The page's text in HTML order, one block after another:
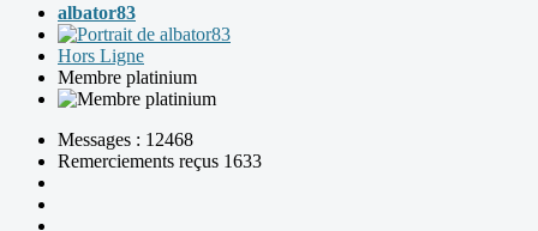
albator83
Hors Ligne
Membre platinium
Messages : 12468
Remerciements reçus 1633